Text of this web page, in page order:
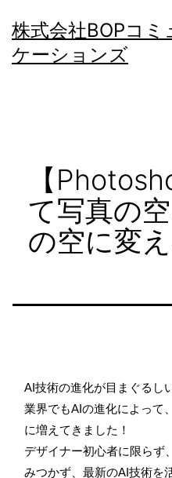
ン
テ
株式会社BOPコミ
ケーションズ
【
て写真の
の空に変
AI技術の進化が目まぐるし
業界でもAIの進化によって
に増えてきました！
デザイナー初心者に限らず
みつかず、最新のAI技術を